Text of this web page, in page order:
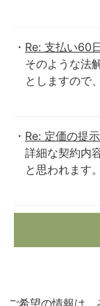
Re: 支払い60
そのような法
としますので
Re: 定価の提
詳細な契約内
と思われます